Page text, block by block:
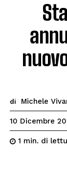
di Michele
10 Dicembre
1 min. di